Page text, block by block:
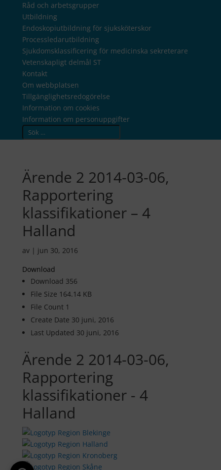
Råd och arbetsgrupper
Utbildning
Endoskopiutbildning för sjuksköterskor
Processledarutbildning
Sjukdomsklassificering för medicinska sekreterare
Vetenskapligt delmål ST
Kontakt
Om webbplatsen
Tillgänglighetsredogörelse
Information om cookies
Information om personuppgifter
Search
Ärende 2 2014-03-06,
Rapportering
klassifikationer – 4
Halland
av | jun 30, 2016
Download
Download 356
File Size 164.14 KB
File Count 1
Create Date 30 juni, 2016
Last Updated 30 juni, 2016
Ärende 2 2014-03-06,
Rapportering
klassifikationer - 4
Halland